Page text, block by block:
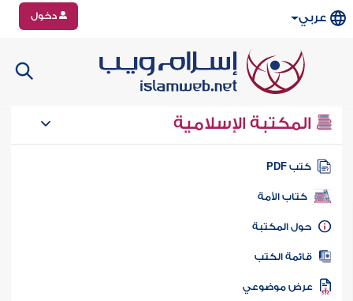
عربي دخول
المكتبة الإسلامية
كتب PDF
كتاب الأمة
المكتبة
الكتب